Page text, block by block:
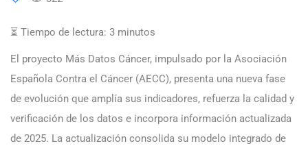
⏳ Tiempo de lectura: 3 minutos
El proyecto Más Datos Cáncer, impulsado por la Asociación
Española Contra el Cáncer (AECC), presenta una nueva fase
de evolución que amplía sus indicadores, refuerza la calidad y
verificación de los datos e incorpora información actualizada
de 2025. La actualización consolida su modelo integrado de